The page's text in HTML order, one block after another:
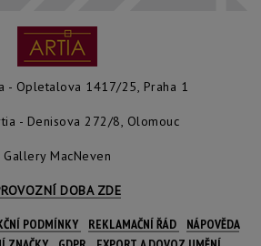
- Opletalova 1417/25, Praha 1
- Denisova 272/8, Olomouc
Gallery MacNeven
DOBA ZDE
PODMÍNKY REKLAMAČNÍ ŘÁD
NÁPOVĚDA